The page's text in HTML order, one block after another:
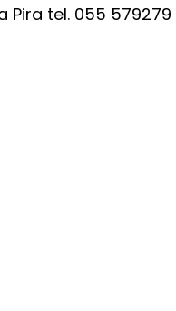
Pira tel. 055 579279